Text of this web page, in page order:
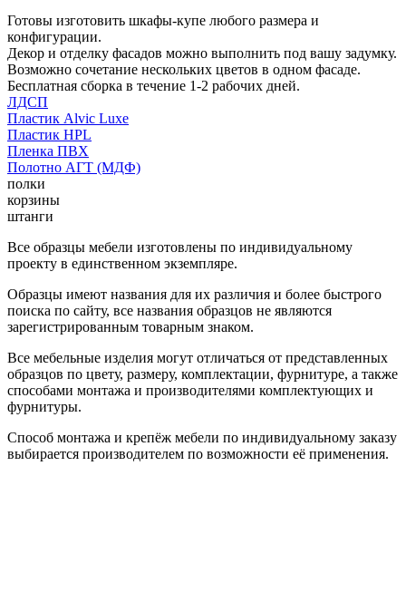
Готовы изготовить шкафы-купе любого размера и
конфигурации.
Декор и отделку фасадов можно выполнить под вашу задумку.
Возможно сочетание нескольких цветов в одном фасаде.
Бесплатная сборка в течение 1-2 рабочих дней.
ЛДСП
Пластик Alvic Luxe
Пластик HPL
Пленка ПВХ
Полотно АГТ (МДФ)
полки
корзины
штанги
Все образцы мебели изготовлены по индивидуальному
проекту в единственном экземпляре.
Образцы имеют названия для их различия и более быстрого
поиска по сайту, все названия образцов не являются
зарегистрированным товарным знаком.
Все мебельные изделия могут отличаться от представленных
образцов по цвету, размеру, комплектации, фурнитуре, а также
способами монтажа и производителями комплектующих и
фурнитуры.
Способ монтажа и крепёж мебели по индивидуальному заказу
выбирается производителем по возможности её применения.